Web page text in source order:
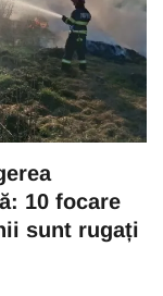
10 focare
sunt rugați